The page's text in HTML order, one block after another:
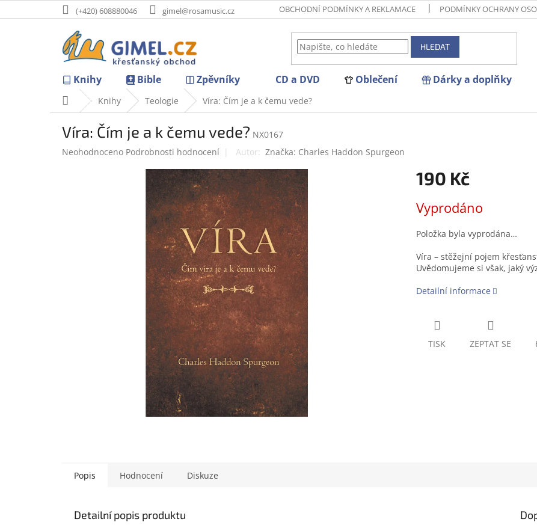
na
(+420) 608880046 gimel@rosamusic.cz OBCHODNÍ PODMÍNKY A REKLAMACE PODMÍNKY OCHRANY
HLEDAT
Knihy Bible Zpěvníky CD a DVD Oblečení Dárky a doplňky
Domů Knihy Teologie Víra: Čím je a k čemu vede?
Víra: Čím je a k čemu vede? NX0167
Průměrné
Neohodnoceno Podrobnosti hodnocení Značka: Charles Haddon Spurgeon
190 Kč
cena:
Vyprodáno
Položka byla vyprodána…
Víra – stěžejní pojem
Uvědomujeme si však, jaký
Detailní informace
TISK ZEPTAT SE
Popis Hodnocení Diskuze
Detailní popis produktu